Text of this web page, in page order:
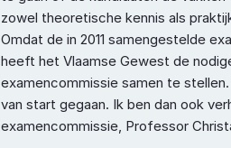
zowel theoretische kennis als
Omdat de in 2011 samengestelde
heeft het Vlaamse Gewest de
examencommissie samen te
van start gegaan. Ik ben dan ook
examencommissie, Professor